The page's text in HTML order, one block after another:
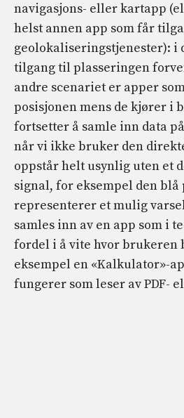
navigasjons- eller kartapp
helst annen app som får
geolokaliseringstjenester):
tilgang til plasseringen
andre scenariet er apper
posisjonen mens de kjører i
fortsetter å samle inn data
når vi ikke bruker den
oppstår helt usynlig uten et
signal, for eksempel den blå
representerer et mulig
samles inn av en app som i
fordel i å vite hvor brukeren
eksempel en «Kalkulator»-
fungerer som leser av PDF-